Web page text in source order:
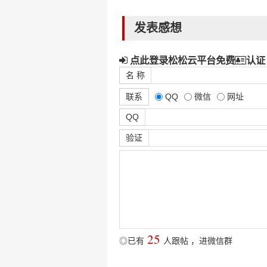
发表感想
点此登录松松云平台免费 认证
名 称
联系 QQ 微信 网址
QQ
验证
◎已有 25 人跟帖 ， 进微信群